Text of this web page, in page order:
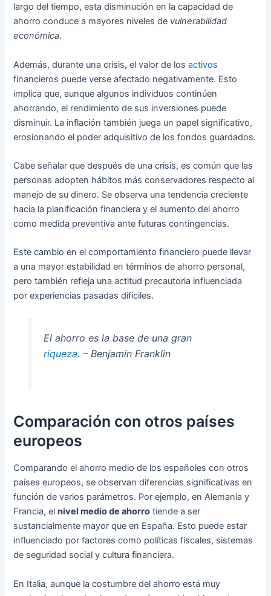
largo del tiempo, esta disminución en la capacidad de
ahorro conduce a mayores niveles de vulnerabilidad
económica.
Además, durante una crisis, el valor de losactivos
financieros puede verse afectado negativamente. Esto
implica que, aunque algunos individuos continúen
ahorrando, el rendimiento de sus inversiones puede
disminuir. La inflación también juega un papel significativo,
erosionando el poder adquisitivo de los fondos guardados.
Cabe señalar que después de una crisis, es común que las
personas adopten hábitos más conservadores respecto al
manejo de su dinero. Se observa una tendencia creciente
hacia la planificación financiera y el aumento del ahorro
como medida preventiva ante futuras contingencias.
Este cambio en el comportamiento financiero puede llevar
a una mayor estabilidad en términos de ahorro personal,
pero también refleja una actitud precautoria influenciada
por experiencias pasadas difíciles.
El ahorro es la base de una gran
riqueza. – Benjamin Franklin
Comparación con otros países
europeos
Comparando el ahorro medio de los españoles con otros
países europeos, se observan diferencias significativas en
función de varios parámetros. Por ejemplo, en Alemania y
Francia, elnivel medio de ahorro tiende a ser
sustancialmente mayor que en España. Esto puede estar
influenciado por factores como políticas fiscales, sistemas
de seguridad social y cultura financiera.
En Italia, aunque la costumbre del ahorro está muy